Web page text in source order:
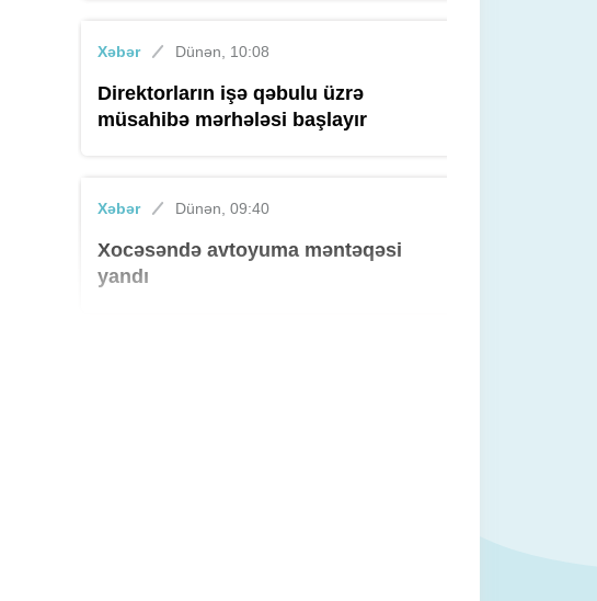
Xəbər Dünən, 10:08
Direktorların işə qəbulu üzrə
müsahibə mərhələsi başlayır
Xəbər Dünən, 09:40
Xocəsəndə avtoyuma məntəqəsi
yandı